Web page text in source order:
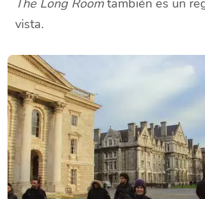
The Long Roomtambién es un
vista.